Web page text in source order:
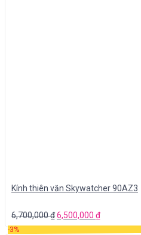
Kính thiên văn Skywatcher 90AZ3
6,700,000₫6,500,000 ₫
-3%